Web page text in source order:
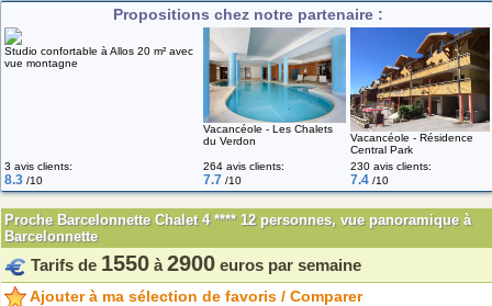
Propositions chez notre partenaire :
Studio confortable à Allos 20 m² avec
vue montagne
Vacancéole - Les Chalets
du Verdon
Vacancéole - Résidence
Central Park
3 avis clients:
8.3 /10
264 avis clients:
7.7 /10
230 avis clients:
7.4 /10
Proche Barcelonnette Chalet 4 **** 12 personnes, vue panoramique à
Barcelonnette
Tarifs de 1550 à 2900 euros par semaine
Ajouter à ma sélection de favoris / Comparer